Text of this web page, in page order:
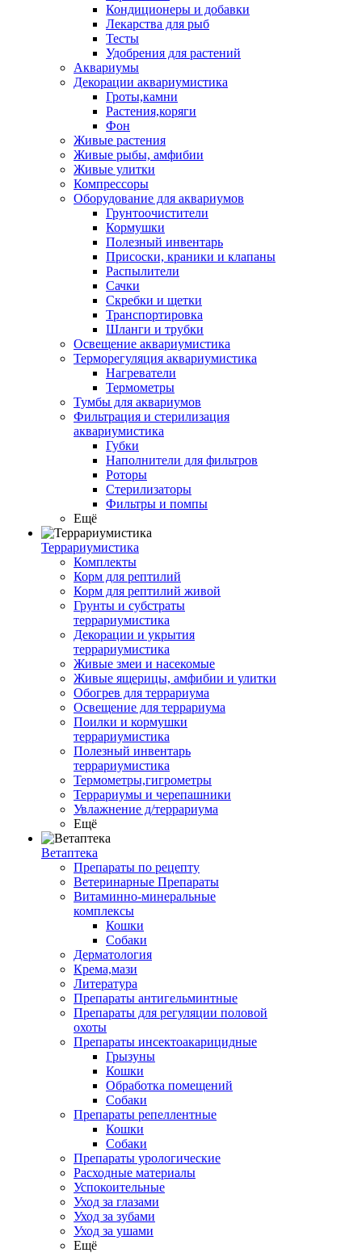
Кондиционеры и добавки
Лекарства для рыб
Тесты
Удобрения для растений
Аквариумы
Декорации аквариумистика
Гроты,камни
Растения,коряги
Фон
Живые растения
Живые рыбы, амфибии
Живые улитки
Компрессоры
Оборудование для аквариумов
Грунтоочистители
Кормушки
Полезный инвентарь
Присоски, краники и клапаны
Распылители
Сачки
Скребки и щетки
Транспортировка
Шланги и трубки
Освещение аквариумистика
Терморегуляция аквариумистика
Нагреватели
Термометры
Тумбы для аквариумов
Фильтрация и стерилизация
аквариумистика
Губки
Наполнители для фильтров
Роторы
Стерилизаторы
Фильтры и помпы
Ещё
Террариумистика
Комплекты
Корм для рептилий
Корм для рептилий живой
Грунты и субстраты
террариумистика
Декорации и укрытия
террариумистика
Живые змеи и насекомые
Живые ящерицы, амфибии и улитки
Обогрев для террариума
Освещение для террариума
Поилки и кормушки
террариумистика
Полезный инвентарь
террариумистика
Термометры,гигрометры
Террариумы и черепашники
Увлажнение д/террариума
Ещё
Ветаптека
Препараты по рецепту
Ветеринарные Препараты
Витаминно-минеральные
комплексы
Кошки
Собаки
Дерматология
Крема,мази
Литература
Препараты антигельминтные
Препараты для регуляции половой
охоты
Препараты инсектоакарицидные
Грызуны
Кошки
Обработка помещений
Собаки
Препараты репеллентные
Кошки
Собаки
Препараты урологические
Расходные материалы
Успокоительные
Уход за глазами
Уход за зубами
Уход за ушами
Ещё